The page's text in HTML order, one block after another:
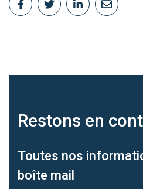
Restons en
Toutes nos
boîte mail